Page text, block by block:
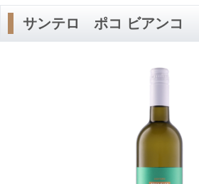
サンテロ ポコ ビアンコ